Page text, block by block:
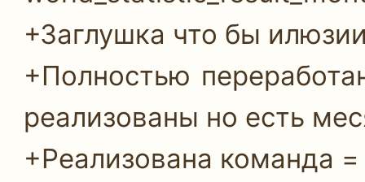
+Заглушка что бы
+Полностью
реализованы но есть
+Реализована команда